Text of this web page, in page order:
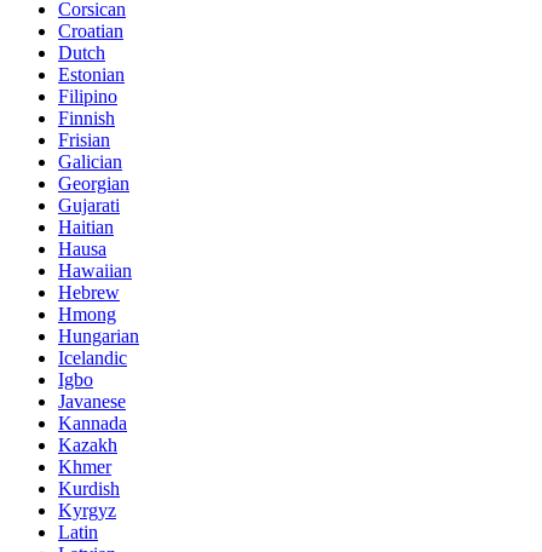
Corsican
Croatian
Dutch
Estonian
Filipino
Finnish
Frisian
Galician
Georgian
Gujarati
Haitian
Hausa
Hawaiian
Hebrew
Hmong
Hungarian
Icelandic
Igbo
Javanese
Kannada
Kazakh
Khmer
Kurdish
Kyrgyz
Latin